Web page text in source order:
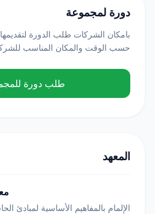
دورة لمجموعة
بامكان الشركات طلب الدورة
حسب الوقت والمكان المناسب
طلب دورة
المعهد
الإلمام بالمفاهيم الأساسية لمبادئ